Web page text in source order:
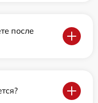
после